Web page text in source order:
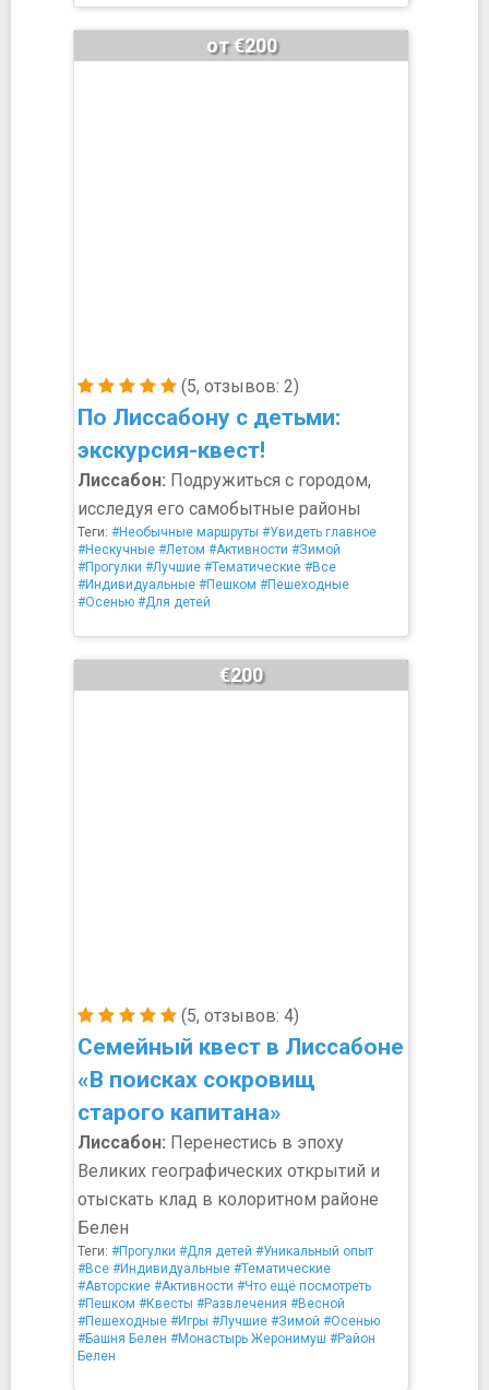
(5, отзывов: 2)
По Лиссабону с детьми:
экскурсия-квест!
от €200
Лиссабон: Подружиться с городом,
исследуя его самобытные районы
Теги: #Необычные маршруты #Увидеть главное
#Нескучные #Летом #Активности #Зимой
#Прогулки #Лучшие #Тематические #Все
#Индивидуальные #Пешком #Пешеходные
#Осенью #Для детей
(5, отзывов: 4)
Семейный квест в Лиссабоне
«В поисках сокровищ
старого капитана»
€200
Лиссабон: Перенестись в эпоху
Великих географических открытий и
отыскать клад в колоритном районе
Белен
Теги: #Прогулки #Для детей #Уникальный опыт
#Все #Индивидуальные #Тематические
#Авторские #Активности #Что ещё посмотреть
#Пешком #Квесты #Развлечения #Весной
#Пешеходные #Игры #Лучшие #Зимой #Осенью
#Башня Белен #Монастырь Жеронимуш #Район
Белен